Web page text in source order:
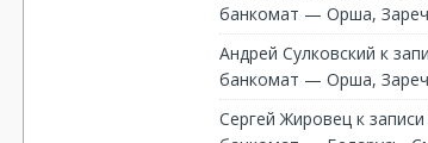
банкомат — Орша,
Андрей Сулковский к
банкомат — Орша,
Сергей Жировец к записи